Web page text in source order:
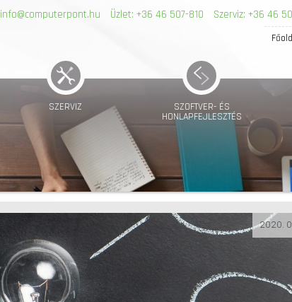
info@computerpont.hu Üzlet: +36 46 507-810 Szerviz: +36 46
SZERVIZ
SZOFTVER- ÉS
HONLAPFEJLESZTÉS
2020.